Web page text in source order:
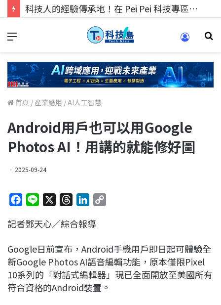
科技人找工作，就到TECH+ 科技專區!
首頁 / 產業應用 /AI人工智慧
Android用戶也可以用Google
Photos AI！用講的就能修好圖
2025-09-24
c
b
o
o
k
n
r
a
d
s
n
e
d
I
n
L
i
n
k
記者鄧天心／綜合報導
Google日前宣布，Android手機用戶即日起可體驗全
新Google Photos AI語音編輯功能，原本僅限Pixel
10系列的「對話式編輯器」現已全面開放至美國所有
符合資格的Android裝置。